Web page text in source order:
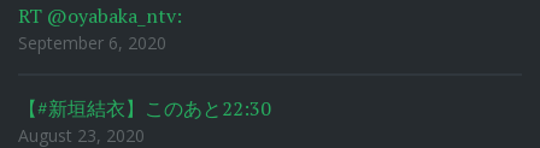
RT @oyabaka_ntv:
September 6, 2020
【#新垣結衣】このあと22:30
August 23, 2020